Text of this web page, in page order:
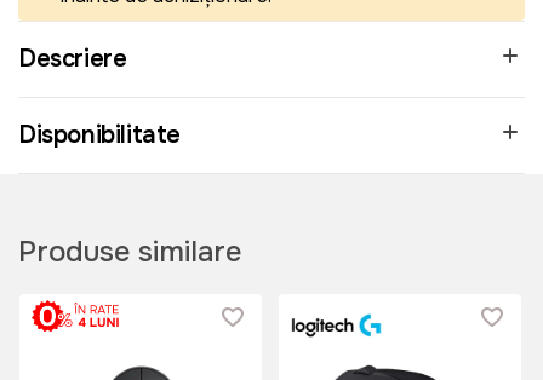
Descriere
Disponibilitate
Produse similare